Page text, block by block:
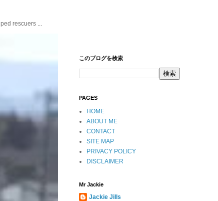
rescuers ...
このブログを検索
PAGES
HOME
ABOUT ME
CONTACT
SITE MAP
PRIVACY POLICY
DISCLAIMER
Mr Jackie
Jackie Jills